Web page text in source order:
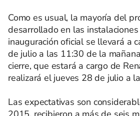
Como es usual, la mayoría del
desarrollado en las
inauguración oficial se llevará a
de julio a las 11:30 de la
cierre, que estará a cargo de
realizará el jueves 28 de julio a
Las expectativas son